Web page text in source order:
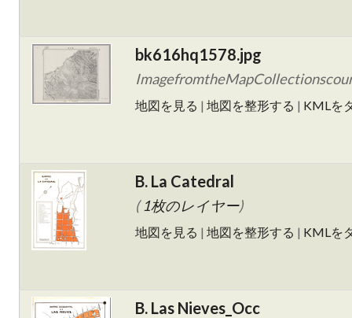
bk616hq1578.jpg
地図を見る | 地図を整形する | KMLを
B. La Catedral
(1枚のレイヤー)
地図を見る | 地図を整形する | KMLを
B. Las Nieves_Occ